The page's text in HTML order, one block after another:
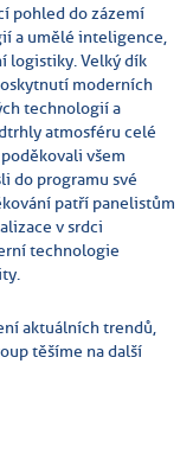
pohled do zázemí
a umělé inteligence,
logistiky. Velký dík
moderních
technologií a
atmosféru celé
všem
do programu své
patří panelistům
v srdci
technologie
aktuálních trendů,
těšíme na další